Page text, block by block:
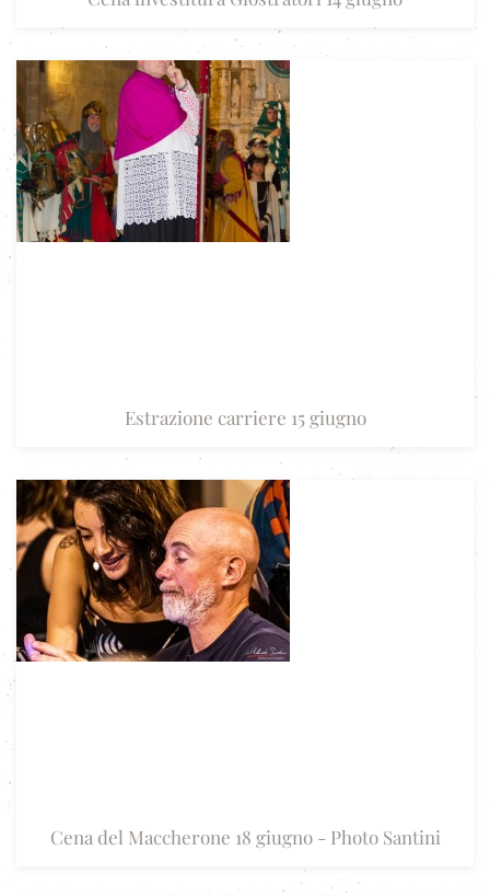
Estrazione carriere 15 giugno
Cena del Maccherone 18 giugno - Photo Santini